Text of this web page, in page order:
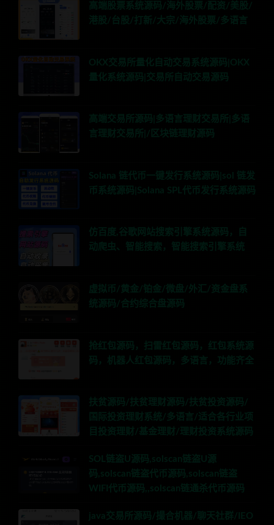
高端股票系统源码/海外股票/配资/美股/
港股/台股/打新/大宗/海外股票/多语言
OKX交易所量化自动交易系统源码|OKX
量化系统源码|交易所自动交易源码
高端交易所源码|多语言理财交易所|多语
言理财交易所|/区块链理财源码
Solana 链代币一键发行系统源码|sol 链发
币系统源码|Solana SPL代币发行系统源码
仿百度,谷歌网站搜索引擎系统源码，自
动爬虫、智能搜索，智能搜索引擎系统
虚拟币/黄金/铂金/微盘/外汇/资金盘系
统源码/合约综合盘源码
抢红包源码，扫雷红包源码，红包系统源
码，机器人红包源码，多语言，功能齐全
扶贫源码/扶贫理财源码/扶贫投资源码/
国际投资理财系统/多语言/适合各行业项
目投资理财/基金理财/理财投资系统源码
SOL链盗U源码,solscan链盗U源
码,solscan链盗代币源码,solscan链盗
WIFI代币源码,,solscan链通杀代币源码
java交易所源码/撮合机器/聊天社群/IEO